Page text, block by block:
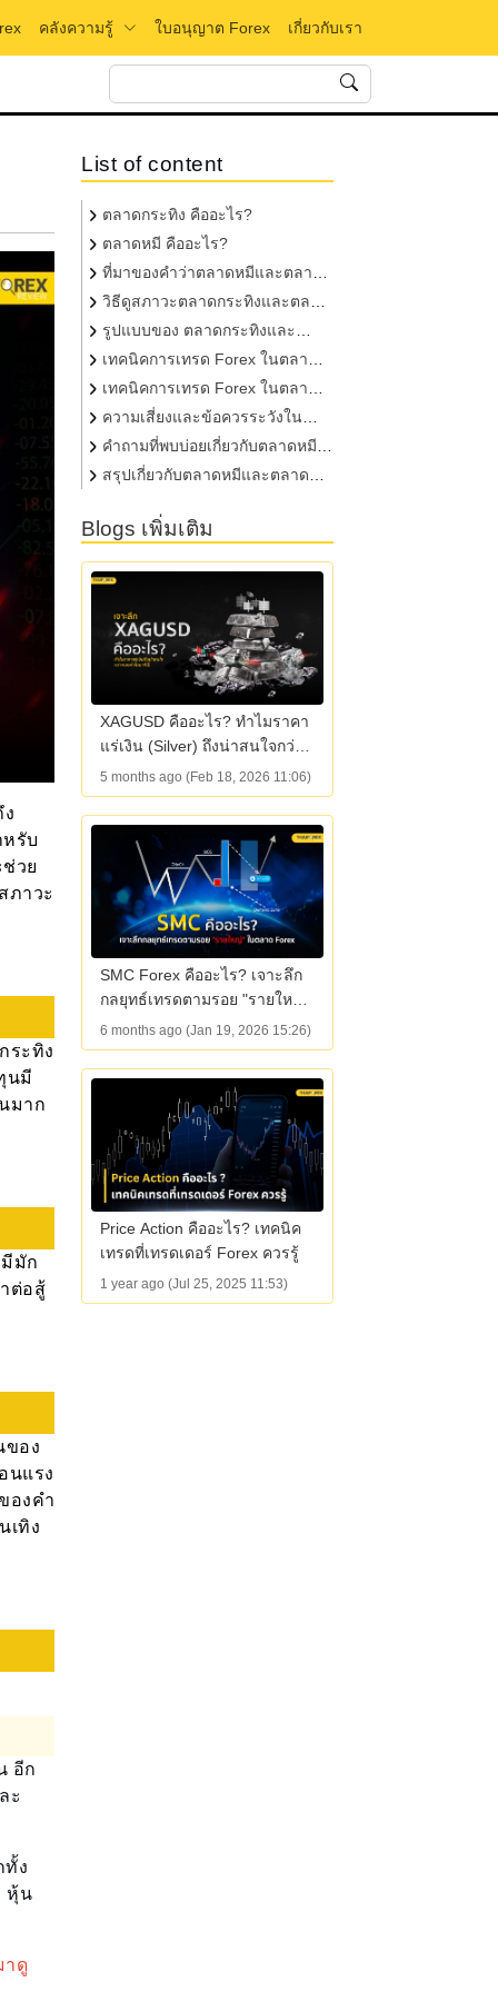
คลังความรู้ ใบอนุญาต Forex เกี่ยวกับเรา
รับ
วย
ภาวะ
ระทิง
นมี
มาก
มีมัก
ต่อสู้
ของ
นแรง
องคำ
เทิง
อีก
ะ
ทั้ง
หุ้น
าดู
List of content
ตลาดกระทิง คืออะไร?
ตลาดหมี คืออะไร?
ที่มาของคำว่าตลาดหมีและตลาด
กระทิง
วิธีดูสภาวะตลาดกระทิงและตลาด
หมี?รูปแบบของ ตลาดกระทิงและ
ตลาดหมี
เทคนิคการเทรด Forex ในตลาด
กระทิง
เทคนิคการเทรด Forex ในตลาด
หมี ความเสี่ยงและข้อควรระวังใน
ตลาดกระทิงและตลาดหมี
คำถามที่พบบ่อยเกี่ยวกับตลาดหมี
และตลาดกระทิง
สรุปเกี่ยวกับตลาดหมีและตลาด
Blogs เพิ่มเติม
XAGUSD คืออะไร? ทำไมราคา
แร่เงิน (Silver) ถึงน่าสนใจกว่า
ทองคำ
5 months ago (Feb 18, 2026 11:06)
SMC Forex คืออะไร? เจาะลึก
กลยุทธ์เทรดตามรอย "รายใหญ่"
ในตลาด Forex
6 months ago (Jan 19, 2026 15:26)
Price Action คืออะไร? เทคนิค
เทรดที่เทรดเดอร์ Forex ควรรู้
1 year ago (Jul 25, 2025 11:53)